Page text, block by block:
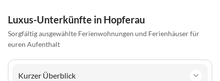
Luxus-Unterkünfte in Hopferau
Sorgfältig ausgewählte Ferienwohnungen und Ferienhäuser für
euren Aufenthalt
Kurzer Überblick